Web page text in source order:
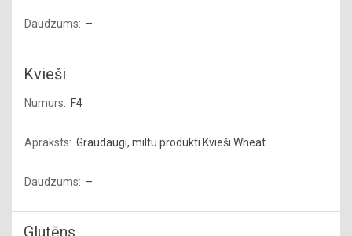
–
Kvieši
F4
Graudaugi, miltu produkti Kvieši Wheat
–
Glutēns